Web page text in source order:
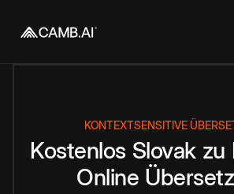
KONTEXTSENSITIVE
Kostenlos Slovak zu
Online